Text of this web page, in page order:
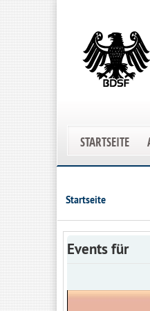
STARTSEITE
Startseite
Events für